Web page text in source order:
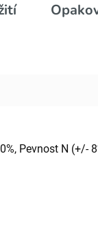
Pevnost N (+/-